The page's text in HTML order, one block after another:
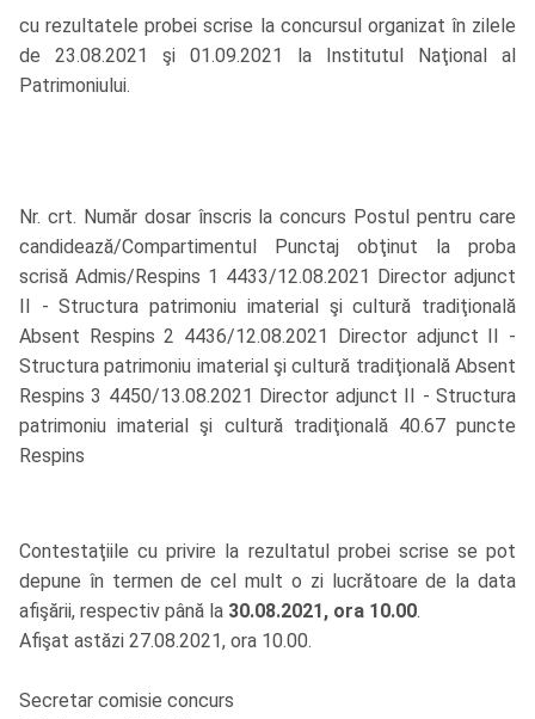
cu rezultatele probei scrise la concursul organizat în zilele
de 23.08.2021 şi 01.09.2021 la Institutul Naţional al
Patrimoniului.
Nr. crt. Număr dosar înscris la concurs Postul pentru care
candidează/Compartimentul Punctaj obţinut la proba
scrisă Admis/Respins 1 4433/12.08.2021 Director adjunct
II - Structura patrimoniu imaterial şi cultură tradiţională
Absent Respins 2 4436/12.08.2021 Director adjunct II -
Structura patrimoniu imaterial şi cultură tradiţională Absent
Respins 3 4450/13.08.2021 Director adjunct II - Structura
patrimoniu imaterial şi cultură tradiţională 40.67 puncte
Respins
Contestaţiile cu privire la rezultatul probei scrise se pot
depune în termen de cel mult o zi lucrătoare de la data
afişării, respectiv până la 30.08.2021, ora 10.00.
Afişat astăzi 27.08.2021, ora 10.00.
Secretar comisie concurs